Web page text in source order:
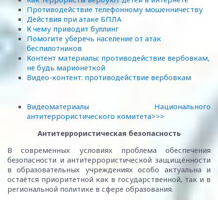
Противодействие телефонному мошенничеству
Действия при атаке БПЛА
К чему приводит буллинг
Помогите уберечь население от атак
беспилотников
Контент материалы: противодействие вербовкам,
не будь марионеткой
Видео-контент: противодействие вербовкам
Видеоматериалы Национального
антитеррористического комитета>>>
Антитеррористическая безопасность
В современных условиях проблема обеспечения
безопасности и антитеррористической защищённости
в образовательных учреждениях особо актуальна и
остаётся приоритетной как в государственной, так и в
региональной политике в сфере образования.